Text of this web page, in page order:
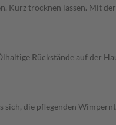
Kurz trocknen lassen. Mit
Rückstände auf der
die pflegenden